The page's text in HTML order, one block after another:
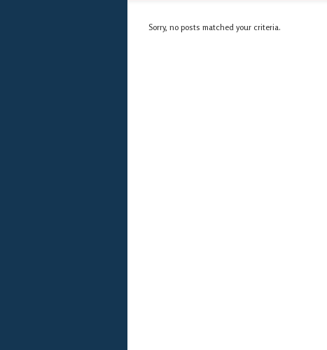
Sorry, no posts matched your criteria.